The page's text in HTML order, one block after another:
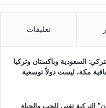
تعليقات
السعودية وباكستان وتركيا
مكة، ليست دولاً توسعية
التركية تغني للحب والحياة